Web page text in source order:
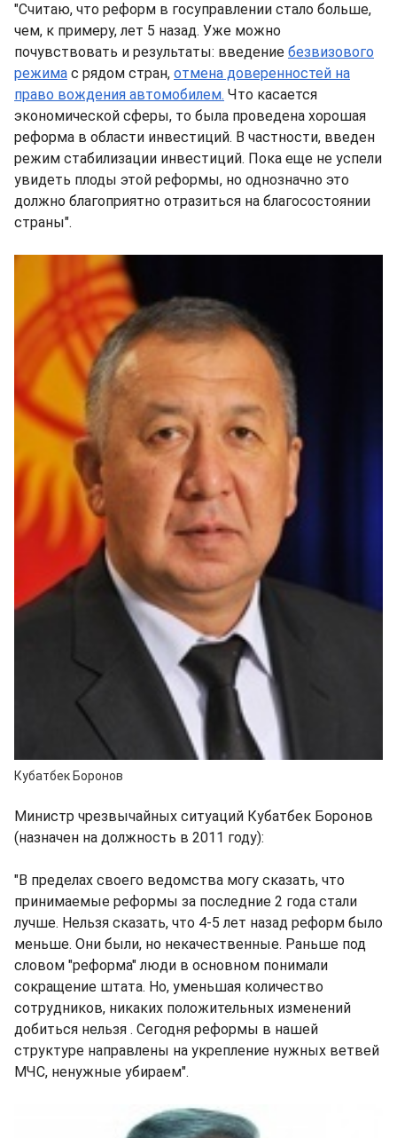
"Считаю, что реформ в госуправлении стало больше,
чем, к примеру, лет 5 назад. Уже можно
почувствовать и результаты: введение безвизового
режима с рядом стран, отмена доверенностей на
право вождения автомобилем. Что касается
экономической сферы, то была проведена хорошая
реформа в области инвестиций. В частности, введен
режим стабилизации инвестиций. Пока еще не успели
увидеть плоды этой реформы, но однозначно это
должно благоприятно отразиться на благосостоянии
страны".
Кубатбек Боронов
Министр чрезвычайных ситуаций Кубатбек Боронов
(назначен на должность в 2011 году):
"В пределах своего ведомства могу сказать, что
принимаемые реформы за последние 2 года стали
лучше. Нельзя сказать, что 4-5 лет назад реформ было
меньше. Они были, но некачественные. Раньше под
словом "реформа" люди в основном понимали
сокращение штата. Но, уменьшая количество
сотрудников, никаких положительных изменений
добиться нельзя . Сегодня реформы в нашей
структуре направлены на укрепление нужных ветвей
МЧС, ненужные убираем".